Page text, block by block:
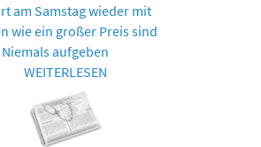
am Samstag wieder mit
wie ein großer Preis sind
aufgeben
WEITERLESEN